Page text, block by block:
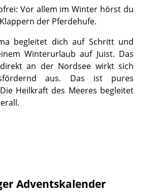
Vor allem im Winter hörst du
der Pferdehufe.
begleitet dich auf Schritt und
Winterurlaub auf Juist. Das
an der Nordsee wirkt sich
aus. Das ist pures
Heilkraft des Meeres begleitet
Adventskalender